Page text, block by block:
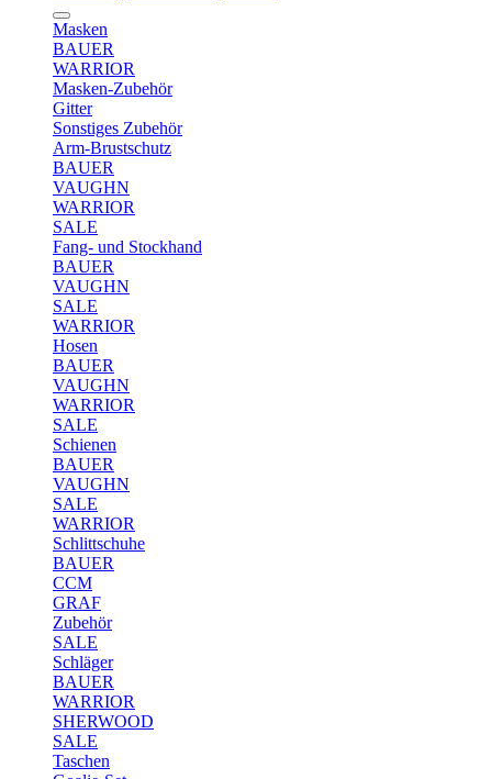
Masken
BAUER
WARRIOR
Masken-Zubehör
Gitter
Sonstiges Zubehör
Arm-Brustschutz
BAUER
VAUGHN
WARRIOR
SALE
Fang- und Stockhand
BAUER
VAUGHN
SALE
WARRIOR
Hosen
BAUER
VAUGHN
WARRIOR
SALE
Schienen
BAUER
VAUGHN
SALE
WARRIOR
Schlittschuhe
BAUER
CCM
GRAF
Zubehör
SALE
Schläger
BAUER
WARRIOR
SHERWOOD
SALE
Taschen